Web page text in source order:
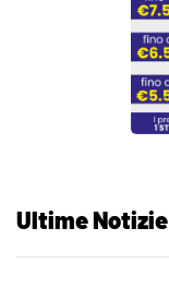
Ultime Notizie